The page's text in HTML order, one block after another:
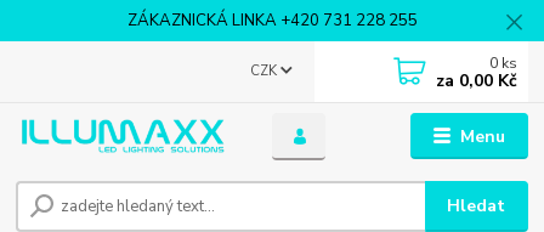
ZÁKAZNICKÁ LINKA +420 731 228 255
Menu
CZK
Hledat
0 ks
za 0,00 Kč